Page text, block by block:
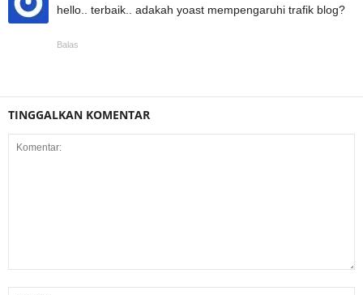
hello.. terbaik.. adakah yoast mempengaruhi trafik blog?
Balas
TINGGALKAN KOMENTAR